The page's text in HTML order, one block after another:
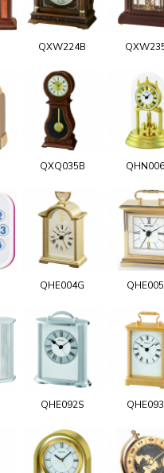
QXW224B
QXQ035B
QHE004G
QHE092S